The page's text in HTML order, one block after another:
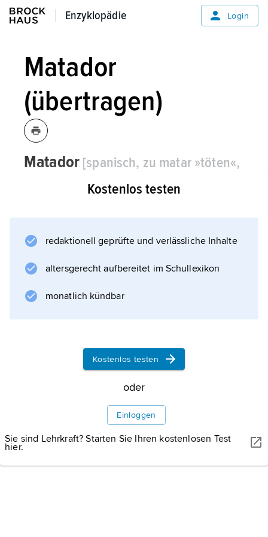
Enzyklopädie
Enzyklopädie Login
Matador
(übertragen)
Matador [spanisch, zu matar »töten«,
von lateinisch matare »schlachten«]
auch-en/-en,
gibt;
wichtiger Mann, Anführer, Hauptperson.
Kostenlos testen
redaktionell geprüfte und verlässliche Inhalte
altersgerecht aufbereitet im Schullexikon
monatlich kündbar
Kostenlos testen
oder
Einloggen
Sie sind Lehrkraft? Starten Sie Ihren kostenlosen Test
hier.